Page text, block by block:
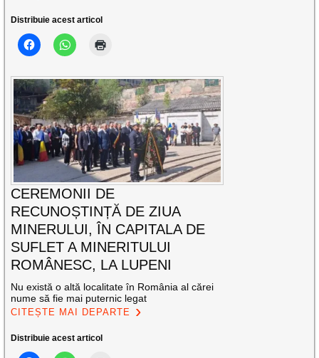
Distribuie acest articol
CEREMONII DE
RECUNOȘTINȚĂ DE ZIUA
MINERULUI, ÎN CAPITALA DE
SUFLET A MINERITULUI
ROMÂNESC, LA LUPENI
Nu există o altă localitate în România al cărei
nume să fie mai puternic legat
CITEȘTE MAI DEPARTE
Distribuie acest articol